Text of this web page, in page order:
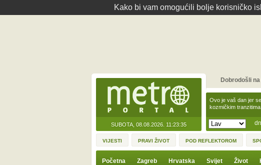
Kako bi vam omogućili bolje korisničko
SUBOTA, 08.08.2026. 11:23:35
Ovo je vaš dan jer
kozmičkim
Dobrodošli
VIJESTI PRAVI ŽIVOT POD REFLEKTOROM
Početna Zagreb Hrvatska Svijet Život